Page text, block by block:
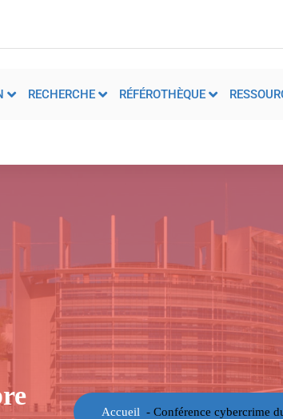
RECHERCHE RÉFÉROTHÈQUE
Accueil - Conférence cybercrime